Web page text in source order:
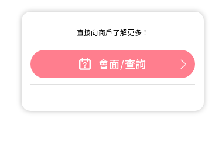
直接向商戶了解更多！
會面/查詢